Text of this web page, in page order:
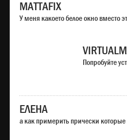
MATTAFIX
У меня какоето белое окно вместо
Попробуйте
ЕЛЕНА
а как примерить прически которые